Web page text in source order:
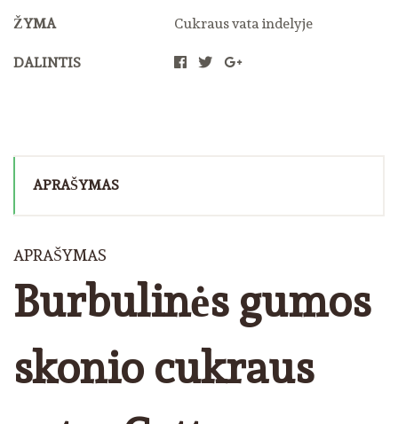
ŽYMA
Cukraus vata indelyje
DALINTIS
APRAŠYMAS
APRAŠYMAS
Burbulinės gumos
skonio cukraus